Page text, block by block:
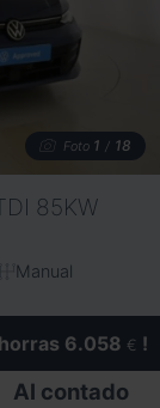
Foto 1 / 18
85KW
Manual
6.058 € !
Al contado